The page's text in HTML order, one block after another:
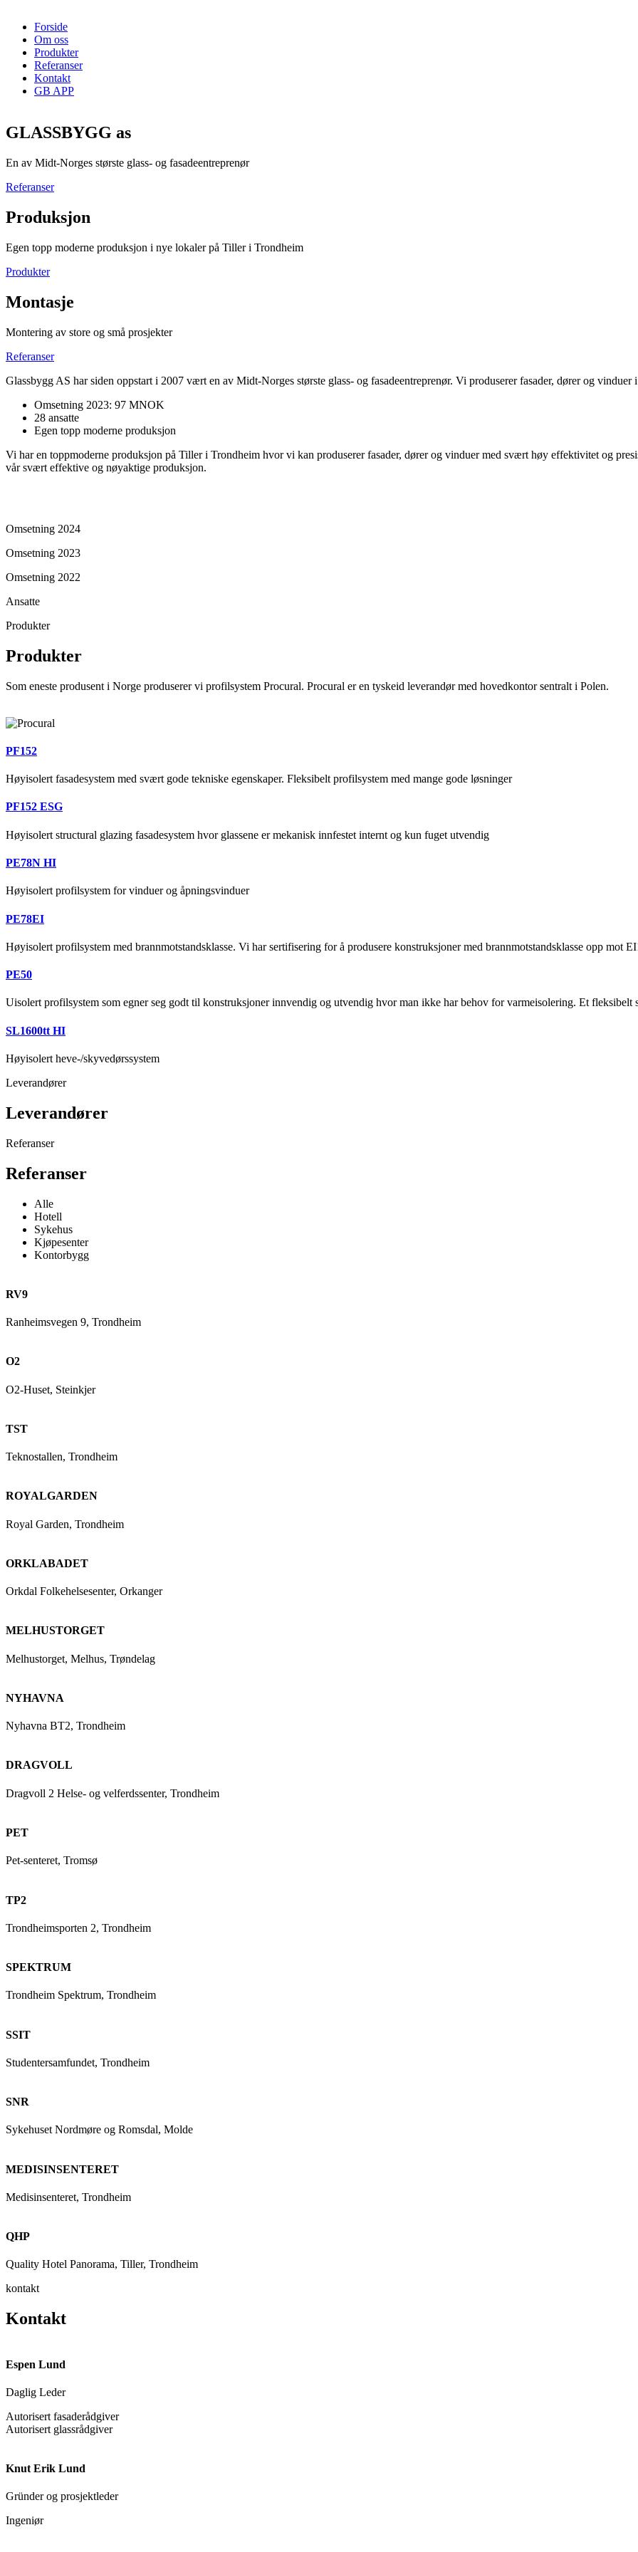
Forside
Om oss
Produkter
Referanser
Kontakt
GB APP
GLASSBYGG as
En av Midt-Norges største glass- og fasadeentreprenør
Referanser
Produksjon
Egen topp moderne produksjon i nye lokaler på Tiller i Trondheim
Produkter
Montasje
Montering av store og små prosjekter
Referanser
Glassbygg AS har siden oppstart i 2007 vært en av Midt-Norges største glass- og fasadeentreprenør. Vi produserer fasader, dører og
Omsetning 2023: 97 MNOK
28 ansatte
Egen topp moderne produksjon
Vi har en toppmoderne produksjon på Tiller i Trondheim hvor vi kan produserer fasader, dører og vinduer med svært høy effektivitet og
vår svært effektive og nøyaktige produksjon.
Omsetning 2024
Omsetning 2023
Omsetning 2022
Ansatte
Produkter
Produkter
Som eneste produsent i Norge produserer vi profilsystem Procural. Procural er en tyskeid leverandør med hovedkontor sentralt i Polen.
PF152
Høyisolert fasadesystem med svært gode tekniske egenskaper. Fleksibelt profilsystem med mange gode løsninger
PF152 ESG
Høyisolert structural glazing fasadesystem hvor glassene er mekanisk innfestet internt og kun fuget utvendig
PE78N HI
Høyisolert profilsystem for vinduer og åpningsvinduer
PE78EI
Høyisolert profilsystem med brannmotstandsklasse. Vi har sertifisering for å produsere konstruksjoner med brannmotstandsklasse opp mot
PE50
Uisolert profilsystem som egner seg godt til konstruksjoner innvendig og utvendig hvor man ikke har behov for varmeisolering. Et fleksibelt
SL1600tt HI
Høyisolert heve-/skyvedørssystem
Leverandører
Leverandører
Referanser
Referanser
Alle
Hotell
Sykehus
Kjøpesenter
Kontorbygg
RV9
Ranheimsvegen 9, Trondheim
O2
O2-Huset, Steinkjer
TST
Teknostallen, Trondheim
ROYALGARDEN
Royal Garden, Trondheim
ORKLABADET
Orkdal Folkehelsesenter, Orkanger
MELHUSTORGET
Melhustorget, Melhus, Trøndelag
NYHAVNA
Nyhavna BT2, Trondheim
DRAGVOLL
Dragvoll 2 Helse- og velferdssenter, Trondheim
PET
Pet-senteret, Tromsø
TP2
Trondheimsporten 2, Trondheim
SPEKTRUM
Trondheim Spektrum, Trondheim
SSIT
Studentersamfundet, Trondheim
SNR
Sykehuset Nordmøre og Romsdal, Molde
MEDISINSENTERET
Medisinsenteret, Trondheim
QHP
Quality Hotel Panorama, Tiller, Trondheim
kontakt
Kontakt
Espen Lund
Daglig Leder
Autorisert fasaderådgiver
Autorisert glassrådgiver
Knut Erik Lund
Gründer og prosjektleder
Ingeniør